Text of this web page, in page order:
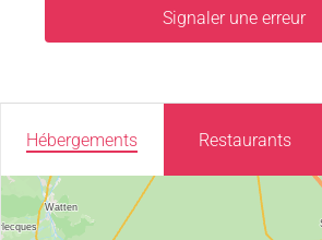
Signaler une erreur
Hébergements Restaurants